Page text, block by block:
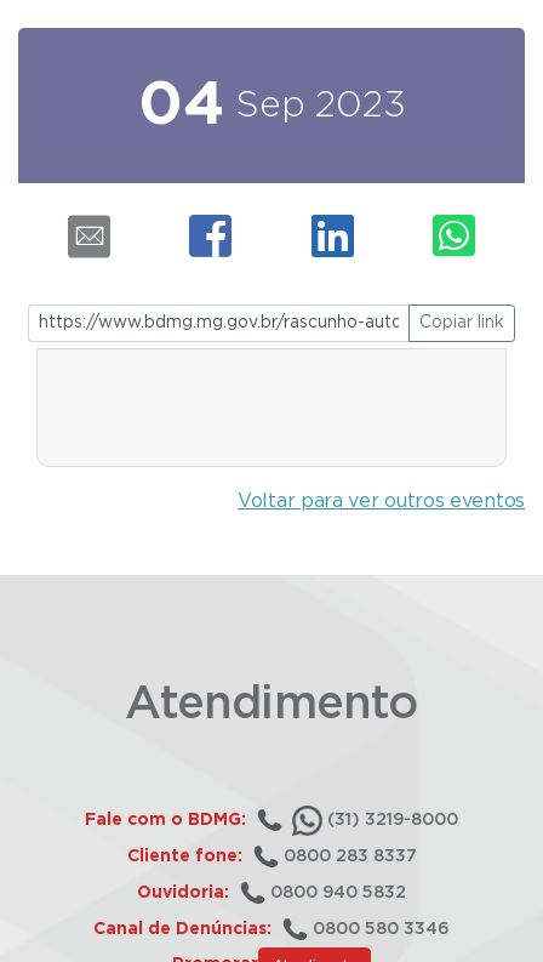
04 Sep 2023
Copiar link
Voltar para ver outros eventos
Atendimento
Fale com o BDMG: (31) 3219-8000
Cliente fone: 0800 283 8337
Ouvidoria: 0800 940 5832
Canal de Denúncias: 0800 580 3346